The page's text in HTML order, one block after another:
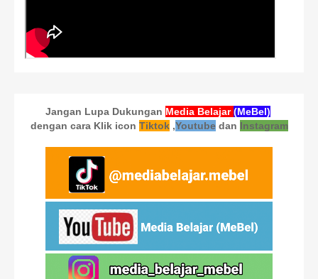
Jangan Lupa Dukungan Media Belajar(MeBel)
dengan cara Klik icon Tiktok,Youtubedan Instagram